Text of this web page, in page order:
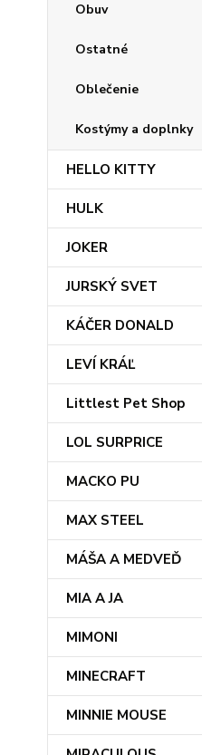
Obuv
Ostatné
Oblečenie
Kostýmy a doplnky
HELLO KITTY
HULK
JOKER
JURSKÝ SVET
KÁČER DONALD
LEVÍ KRÁĽ
Littlest Pet Shop
LOL SURPRICE
MACKO PU
MAX STEEL
MÁŠA A MEDVEĎ
MIA A JA
MIMONI
MINECRAFT
MINNIE MOUSE